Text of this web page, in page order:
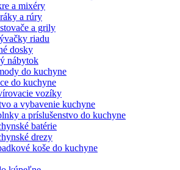
a mixéry
a rúry
a grily
riadu
dosky
nábytok
do kuchyne
do kuchyne
vozíky
a vybavenie kuchyne
a príslušenstvo do kuchyne
batérie
drezy
koše do kuchyne